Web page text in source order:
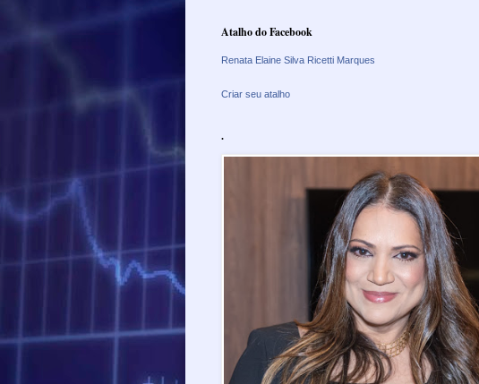
Atalho do Facebook
Renata Elaine Silva Ricetti Marques
Criar seu atalho
.